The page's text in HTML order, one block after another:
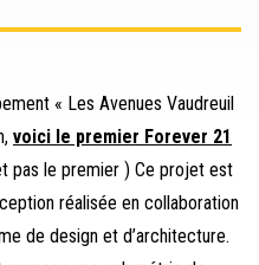
« Les Avenues Vaudreuil
voici le premier Forever 21
pas le premier ) Ce projet est
réalisée en collaboration
de design et d’architecture.